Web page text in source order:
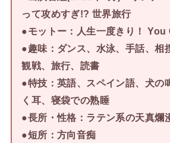
って攻めすぎ!? 世界旅行
●モットー：人生一度きり！
●趣味：ダンス、水泳、手話、相
観戦、旅行、読書
●特技：英語、スペイン語、犬の
く耳、寝袋での熟睡
●長所・性格：ラテン系の天真爛
●短所：方向音痴